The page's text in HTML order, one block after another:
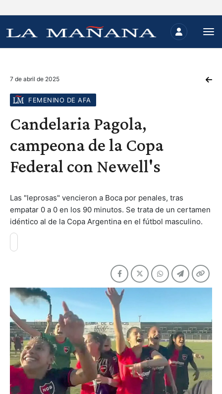
7 de abril de 2025
FEMENINO DE AFA
Candelaria Pagola,
campeona de la Copa
Federal con Newell's
Las "leprosas" vencieron a Boca por penales, tras
empatar 0 a 0 en los 90 minutos. Se trata de un certamen
idéntico al de la Copa Argentina en el fútbol masculino.